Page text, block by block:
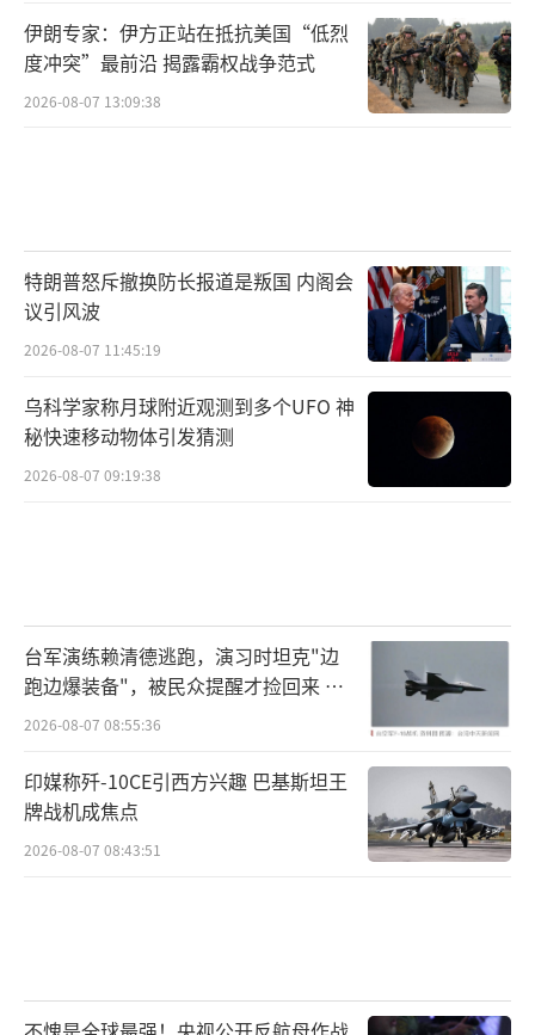
伊朗专家：伊方正站在抵抗美国“低烈
度冲突”最前沿 揭露霸权战争范式
2026-08-07 13:09:38
特朗普怒斥撤换防长报道是叛国 内阁会
议引风波
2026-08-07 11:45:19
乌科学家称月球附近观测到多个UFO 神
秘快速移动物体引发猜测
2026-08-07 09:19:38
台军演练赖清德逃跑，演习时坦克"边
跑边爆装备"，被民众提醒才捡回来 演
习状况频出引发关注
2026-08-07 08:55:36
印媒称歼-10CE引西方兴趣 巴基斯坦王
牌战机成焦点
2026-08-07 08:43:51